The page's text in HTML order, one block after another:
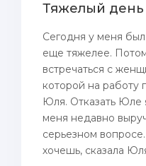
Тяжелый день
Сегодня у меня
еще тяжелее.
встречаться с
которой на работу
Юля. Отказать Юле
меня недавно
серьезном
хочешь, сказала